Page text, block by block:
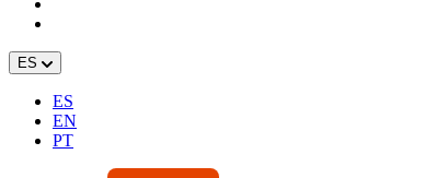
ES
ES
EN
PT